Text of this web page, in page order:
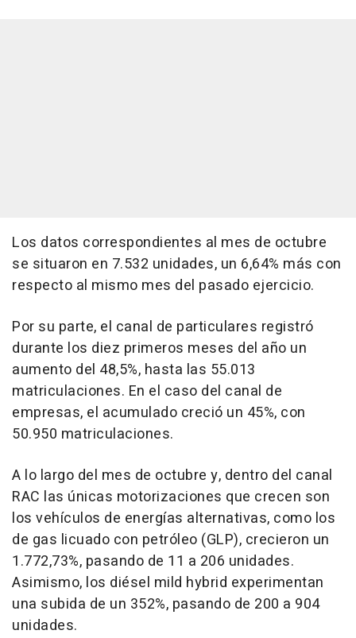
Los datos correspondientes al mes de octubre
se situaron en 7.532 unidades, un 6,64% más con
respecto al mismo mes del pasado ejercicio.
Por su parte, el canal de particulares registró
durante los diez primeros meses del año un
aumento del 48,5%, hasta las 55.013
matriculaciones. En el caso del canal de
empresas, el acumulado creció un 45%, con
50.950 matriculaciones.
A lo largo del mes de octubre y, dentro del canal
RAC las únicas motorizaciones que crecen son
los vehículos de energías alternativas, como los
de gas licuado con petróleo (GLP), crecieron un
1.772,73%, pasando de 11 a 206 unidades.
Asimismo, los diésel mild hybrid experimentan
una subida de un 352%, pasando de 200 a 904
unidades.